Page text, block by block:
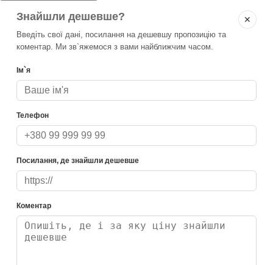
✕
Знайшли дешевше?
Введіть свої дані, посилання на дешевшу пропозицію та
коментар. Ми зв`яжемося з вами найближчим часом.
Ім`я
Телефон
Посилання, де знайшли дешевше
Коментар